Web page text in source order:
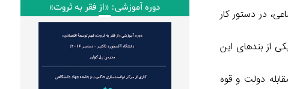
در دستور کار
از بندهای این
دولت و قوه
دوره آموزشی: «از فقر به ثروت»